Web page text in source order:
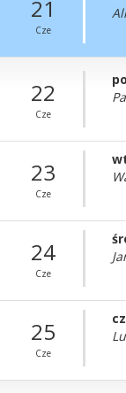
21
Cze
22
Cze
23
Cze
24
Cze
25
Cze